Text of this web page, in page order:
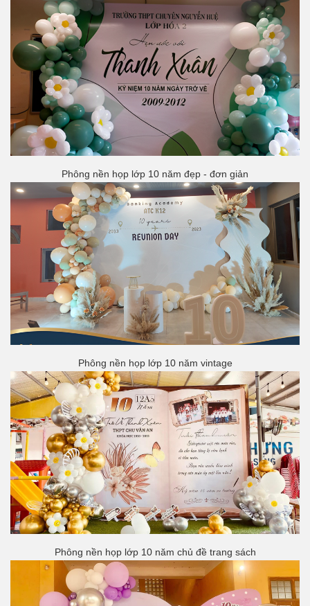
Phông nền họp lớp 10 năm đẹp - đơn giản
Phông nền họp lớp 10 năm vintage
Phông nền họp lớp 10 năm chủ đề trang sách